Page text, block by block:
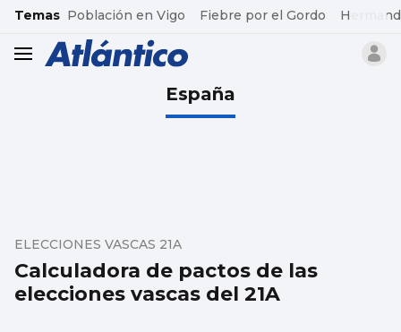
common.go-to-content
Temas Población en Vigo Fiebre por el Gordo
header.menu.open
España
Calculadora de pactos de las
elecciones vascas del 21A
ELECCIONES VASCAS 21A